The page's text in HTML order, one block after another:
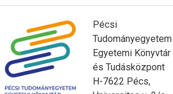
Pécsi
Tudományegyetem
Egyetemi Könyvtár
és Tudásközpont
H-7622 Pécs,